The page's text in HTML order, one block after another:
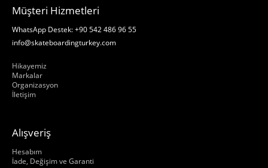
Müşteri Hizmetleri
WhatsApp Destek: +90 542 486 96 55
info@skateboardingturkey.com
Hikayemiz
Markalar
Organizasyon
İletişim
Alışveriş
Hesabım
İade, Değişim ve Garanti